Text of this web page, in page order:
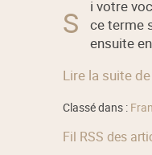
S i votre
ce terme
ensuite
Lire la suite
Classé dans :
Fil RSS des